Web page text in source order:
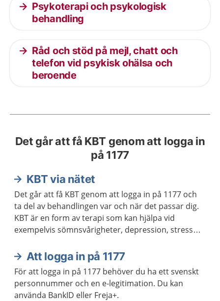
Psykoterapi och psykologisk
behandling
Råd och stöd på mejl, chatt och
telefon vid psykisk ohälsa och
beroende
Det går att få KBT genom att logga in
på 1177
KBT via nätet
Det går att få KBT genom att logga in på 1177 och
ta del av behandlingen var och när det passar dig.
KBT är en form av terapi som kan hjälpa vid
exempelvis sömnsvårigheter, depression, stress
Att logga in på 1177
För att logga in på 1177 behöver du ha ett svenskt
personnummer och en e-legitimation. Du kan
använda BankID eller Freja+.